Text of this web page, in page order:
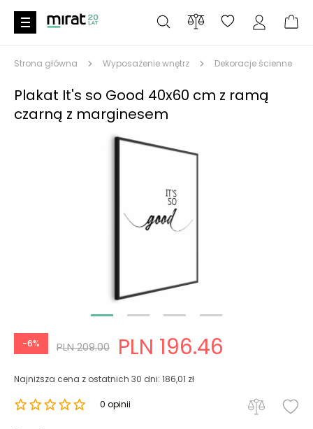
Strona główna Wyposażenie wnętrz Dekoracje ścienne
Plakat It's so Good 40x60 cm z ramą
czarną z marginesem
-6% PLN 209.00 PLN 196.46
Najniższa cena z ostatnich 30 dni: 186,01 zł
0 opinii